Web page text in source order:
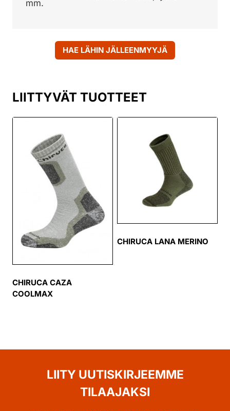
mm.
HAE LÄHIN JÄLLEENMYYJÄ
LIITTYVÄT TUOTTEET
CHIRUCA CAZA
COOLMAX
CHIRUCA LANA MERINO
LIITY UUTISKIRJEEMME
TILAAJAKSI